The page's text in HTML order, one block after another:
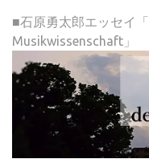
■石原勇太郎エッセイ
Musikwissenschaft」